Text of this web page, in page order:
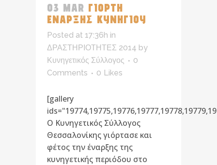
03 MAR ΓΙΟΡΤΗ
ΕΝΑΡΞΗΣ ΚΥΝΗΓΙΟΥ
Posted at 17:36h in
ΔΡΑΣΤΗΡΙΟΤΗΤΕΣ 2014 by
Κυνηγετικός Σύλλογος
0
Comments
0 Likes
[gallery
Ο Κυνηγετικός Σύλλογος
Θεσσαλονίκης γιόρτασε και
φέτος την έναρξης της
κυνηγετικής περιόδου στο